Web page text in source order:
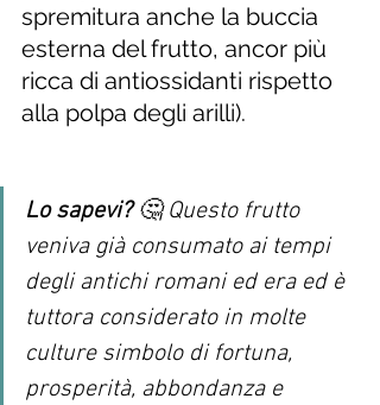
spremitura anche la buccia
esterna del frutto, ancor più
ricca di antiossidanti rispetto
alla polpa degli arilli).
Lo sapevi? 🤔 Questo frutto
veniva già consumato ai tempi
degli antichi romani ed era ed è
tuttora considerato in molte
culture simbolo di fortuna,
prosperità, abbondanza e